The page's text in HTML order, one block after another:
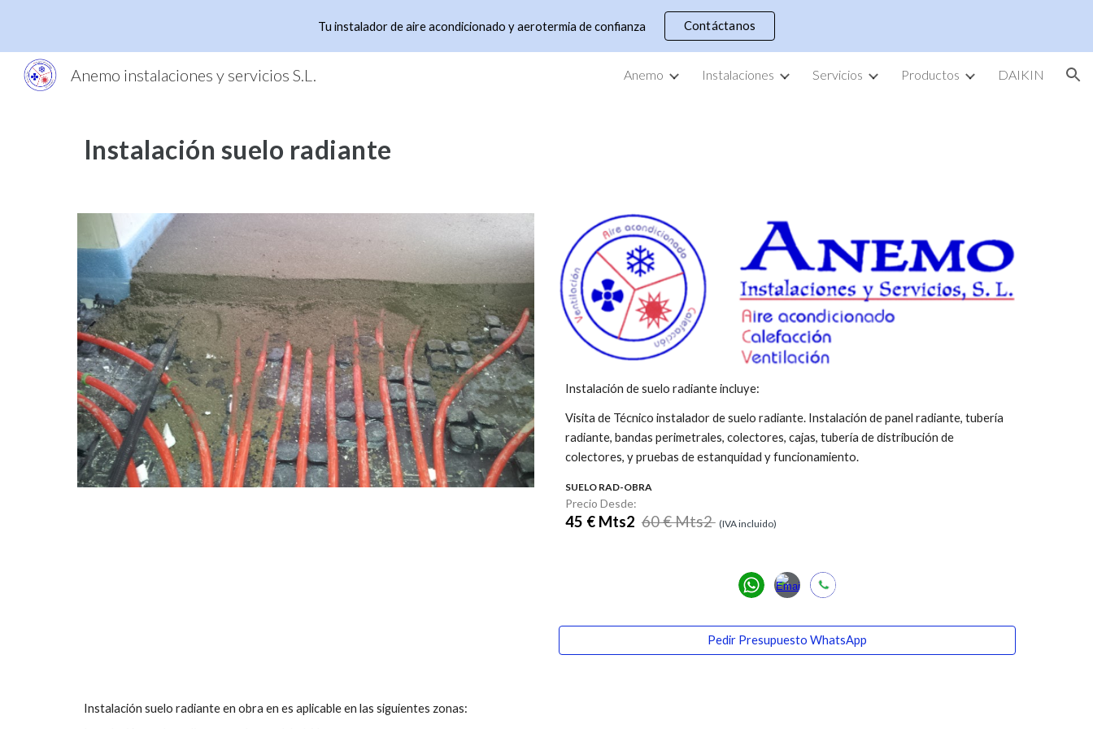
Skip to main content Skip to navigation
Tu instalador de aire acondicionado y aerotermia de confianza Contáctanos
Anemo instalaciones y servicios S.L. Anemo Instalaciones Servicios Productos DAIKIN
Instalación suelo radiante
Instalación de suelo radianteincluye:
Visita de Técnico instalador de suelo radiante.Instalación de panel radiante, tubería
radiante, bandas perimetrales, colectores, cajas, tubería de distribución de
colectores, y pruebas de estanquidad y funcionamiento.
SUELO RAD-OBRA
Precio Desde:
45 € Mts2 60€ Mts2 (IVA incluido)
Pedir Presupuesto WhatsApp
Instalación suelo radiante en obra en es aplicable en las siguientes zonas: